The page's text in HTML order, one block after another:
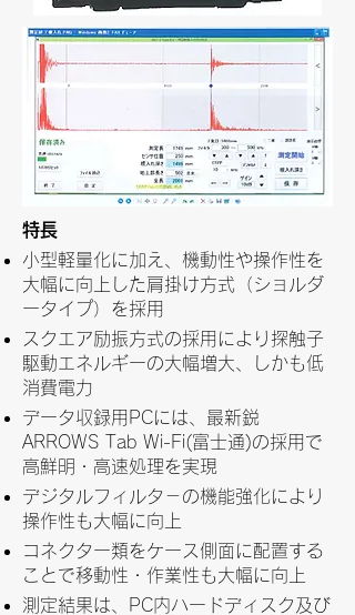
特長
小型軽量化に加え、機動性や操作性を
大幅に向上した肩掛け方式（ショルダ
ータイプ）を採用
スクエア励振方式の採用により探触子
駆動エネルギーの大幅増大、しかも低
消費電力
データ収録用PCには、最新鋭
ARROWS Tab Wi-Fi(富士通)の採用で
高鮮明・高速処理を実現
デジタルフィルタ－の機能強化により
操作性も大幅に向上
コネクター類をケース側面に配置する
ことで移動性・作業性も大幅に向上
測定結果は、PC内ハードディスク及び